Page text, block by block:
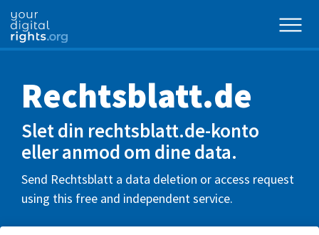
Rechtsblatt.de
Slet din rechtsblatt.de-konto
eller anmod om dine data.
Send Rechtsblatt a data deletion or access request
using this free and independent service.